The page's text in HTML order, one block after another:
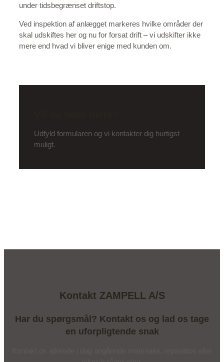
under tidsbegrænset driftstop.
Ved inspektion af anlægget markeres hvilke områder der
skal udskiftes her og nu for forsat drift – vi udskifter ikke
mere end hvad vi bliver enige med kunden om.
Udfyld formularen og vi kontakter dig hurtigst
muligt.
Kontakt ZAMPELL A/S
Har du spørgsmål? Kontakt os og lad os tage
en uforpligtende snak